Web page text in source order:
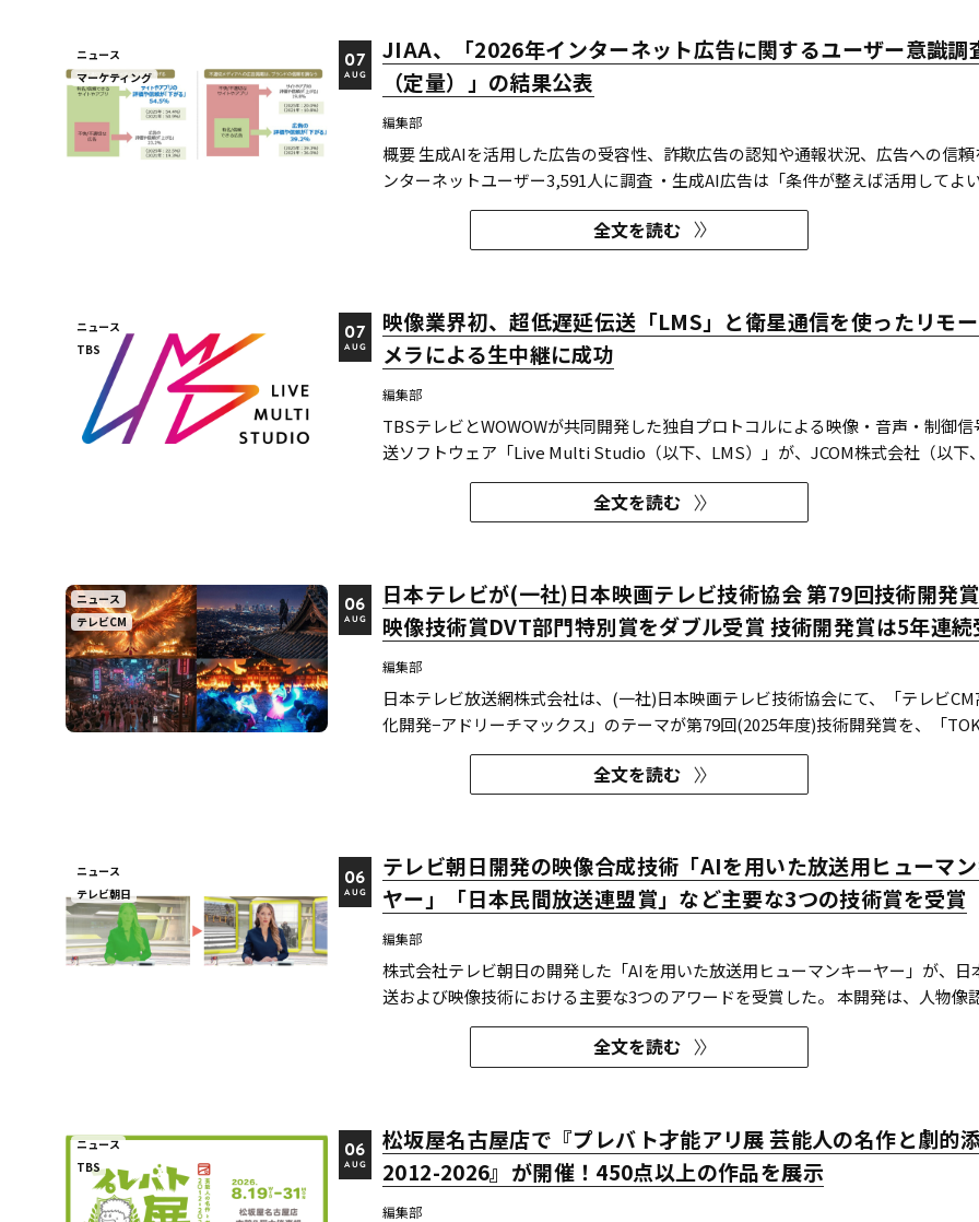
ニュース
マーケティング
JIAA、「2026年インターネット広告に関するユーザー意識調
（定量）」の結果公表
編集部
07
AUG
概要 生成AIを活用した広告の受容性、詐欺広告の認知や通報状況、広告への信頼
ンターネットユーザー3,591人に調査 ・生成AI広告は「条件が整えば活用してよ
52.0%。AI活用の明示や権利処理など、透明性への配慮が受容の前提になる。 ・
告は各タイプとも70％の認知があり、過去1年以内の接触経験は10～20％台。一方
全文を読む
ニュース
TBS
映像業界初、超低遅延伝送「LMS」と衛星通信を使ったリモ
メラによる生中継に成功
編集部
07
AUG
TBSテレビとWOWOWが共同開発した独自プロトコルによる映像・音声・制御信
送ソフトウェア「Live Multi Studio（以下、LMS）」が、JCOM株式会社（以下、
J:COM）の生中継の特別番組に採用された。2026年6月16日にJ:COMが放送した『
道神宮例祭 神輿渡御』において、J:COMチャンネル（※1）、地域情報アプリ「ど
全文を読む
ニュース
テレビCM
日本テレビが(一社)日本映画テレビ技術協会 第79回技術開発
映像技術賞DVT部門特別賞をダブル受賞 技術開発賞は5年連続
編集部
06
AUG
日本テレビ放送網株式会社は、(一社)日本映画テレビ技術協会にて、「テレビ
化開発−アドリーチマックス」のテーマが第79回(2025年度)技術開発賞を、「
女忍者」が映像技術賞 DVT(デジタルビジュアル技術)部門 特別賞を受賞したこと
表した。技術開発賞部門では、昨年に続き5年連続の受賞となる。 この賞は毎年、
全文を読む
ニュース
テレビ朝日
テレビ朝日開発の映像合成技術「AIを用いた放送用ヒューマ
ヤー」「日本民間放送連盟賞」など主要な3つの技術賞を受賞
編集部
06
AUG
株式会社テレビ朝日の開発した「AIを用いた放送用ヒューマンキーヤー」が、日
送および映像技術における主要な3つのアワードを受賞した。 本開発は、人物像
と最新のXR技術を組み合わせたシステムであり、その革新性と実用性が業界内で
全文を読む
ニュース
TBS
松坂屋名古屋店で『プレバト才能アリ展 芸能人の名作と劇的
2012-2026』が開催！450点以上の作品を展示
編集部
06
AUG